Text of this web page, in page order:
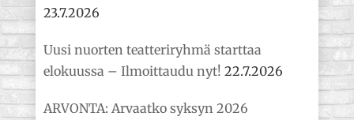
23.7.2026
Uusi nuorten teatteriryhmä starttaa
elokuussa – Ilmoittaudu nyt! 22.7.2026
ARVONTA: Arvaatko syksyn 2026